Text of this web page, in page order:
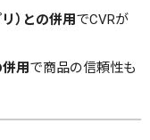
）との併用でCVRが
併用で商品の信頼性も